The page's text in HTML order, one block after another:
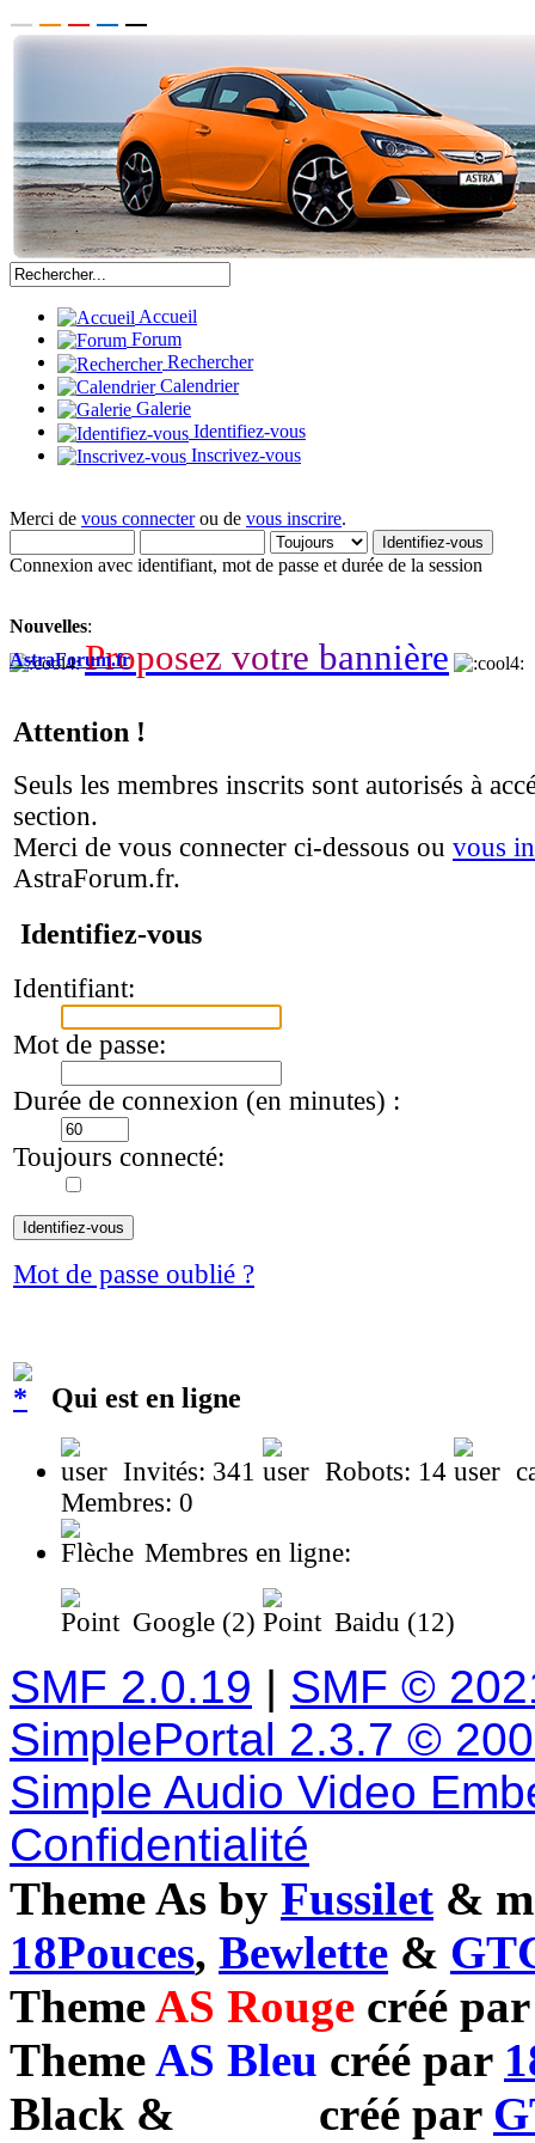
Accueil
Forum
Rechercher
Calendrier
Galerie
Identifiez-vous
Inscrivez-vous
Merci de vous connecterou de vous inscrire.
Connexion avec identifiant, mot de passe et durée de la session
Nouvelles:
Proposez votre bannière
AstraForum.fr
Attention !
Seuls les membres inscrits sont autorisés à
section.
Merci de vous connecter ci-dessous ou vous
AstraForum.fr.
Identifiez-vous
Identifiant:
Mot de passe:
Durée de connexion (en minutes) :
Toujours connecté:
Mot de passe oublié ?
Qui est en ligne
Invités: 341 Robots: 14
Membres: 0
Membres en ligne:
Google (2) Baidu (12)
SMF 2.0.19 | SMF ©
SimplePortal 2.3.7 ©
Simple Audio Video
Confidentialité
Theme As by Fussilet &
18Pouces, Bewlette &
ThemeAS Rouge créé
ThemeAS Bleu créé par
Black & créé par